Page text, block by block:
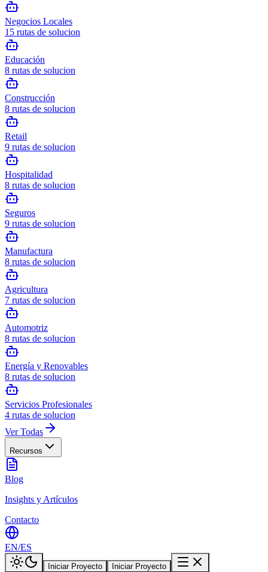
Negocios Locales
15 rutas de solucion
Educación
8 rutas de solucion
Construcción
8 rutas de solucion
Retail
9 rutas de solucion
Hospitalidad
8 rutas de solucion
Seguros
9 rutas de solucion
Manufactura
8 rutas de solucion
Agricultura
7 rutas de solucion
Automotriz
8 rutas de solucion
Energía y Renovables
8 rutas de solucion
Servicios Profesionales
4 rutas de solucion
Ver Todas
Recursos
Blog
Insights y Artículos
Contacto
EN/ES
Iniciar Proyecto Iniciar Proyecto